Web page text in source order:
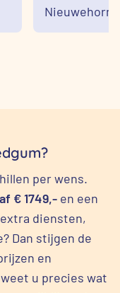
per wens.
€ 1749,- en een
diensten,
Dan stijgen de
en
u precies wat